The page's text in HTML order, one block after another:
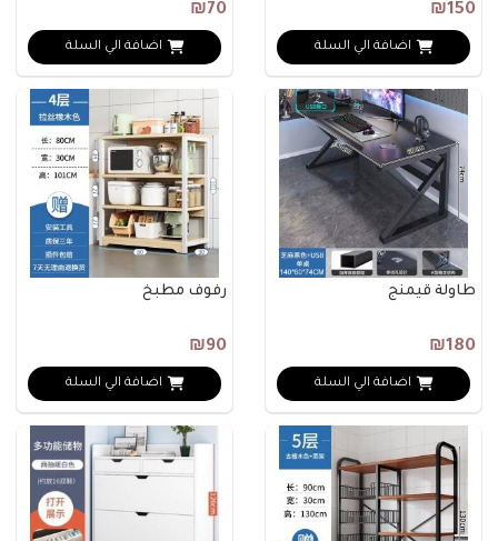
₪150
اضافة الي السلة
₪70
اضافة الي السلة
طاولة قيمنج
₪180
اضافة الي السلة
رفوف مطبخ
₪90
اضافة الي السلة